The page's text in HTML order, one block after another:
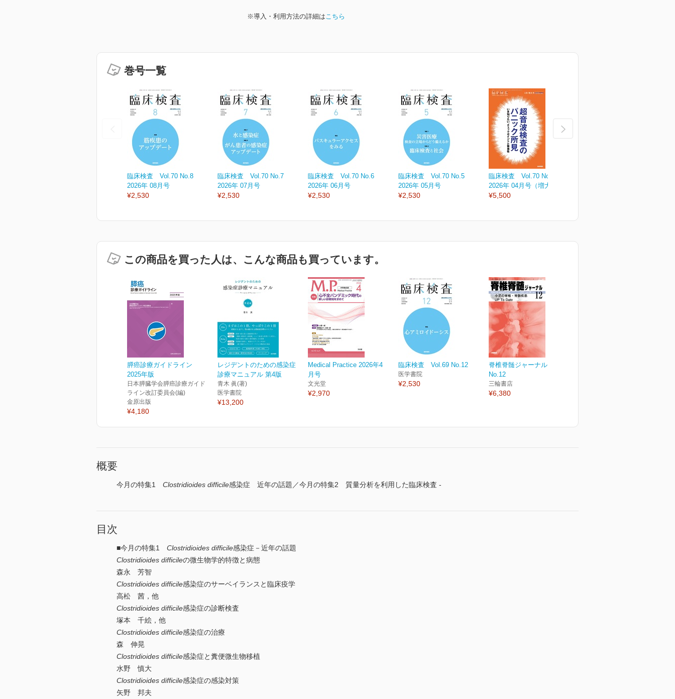
※導入・利用方法の詳細はこちら
巻号一覧
臨床検査 Vol.70 No.8
2026年 08月号
¥2,530
臨床検査 Vol.70 No.7
2026年 07月号
¥2,530
臨床検査 Vol.70 No.6
2026年 06月号
¥2,530
臨床検査 Vol.70 No.5
2026年 05月号
¥2,530
臨床検査 Vol.70 No.4
2026年 04月号（増大号）
¥5,500
この商品を買った人は、こんな商品も買っています。
膵癌診療ガイドライン
2025年版
日本膵臓学会膵癌診療ガイド
ライン改訂委員会(編)
金原出版
¥4,180
レジデントのための感染症
診療マニュアル 第4版
青木 眞(著)
医学書院
¥13,200
Medical Practice 2026年4
月号
文光堂
¥2,970
臨床検査 Vol.69 No.12
医学書院
¥2,530
脊椎脊髄ジャーナル Vol.38
No.12
三輪書店
¥6,380
概要
今月の特集1 Clostridioides difficile感染症 近年の話題／今月の特集2 質量分析を利用した臨床検査 -
目次
■今月の特集1 Clostridioides difficile感染症－近年の話題
Clostridioides difficileの微生物学的特徴と病態
森永 芳智
Clostridioides difficile感染症のサーベイランスと臨床疫学
高松 茜，他
Clostridioides difficile感染症の診断検査
塚本 千絵，他
Clostridioides difficile感染症の治療
森 伸晃
Clostridioides difficile感染症と糞便微生物移植
水野 慎大
Clostridioides difficile感染症の感染対策
矢野 邦夫